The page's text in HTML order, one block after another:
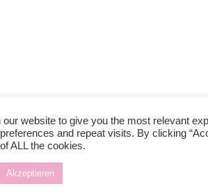
website to give you the most relevant
and repeat visits. By clicking
ALL the cookies.
Akzeptieren